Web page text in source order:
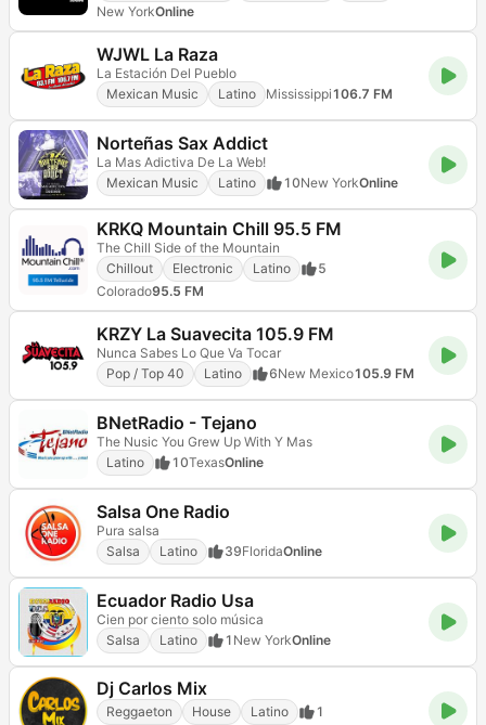
New YorkOnline
WJWL La Raza
La Estación Del Pueblo
Mexican Music
Latino Mississippi106.7 FM
Norteñas Sax Addict
La Mas Adictiva De La Web!
Mexican Music
Latino 10New YorkOnline
KRKQ Mountain Chill 95.5 FM
The Chill Side of the Mountain
Chillout
Electronic Latino
5
Colorado95.5 FM
KRZY La Suavecita 105.9 FM
Nunca Sabes Lo Que Va Tocar
Pop / Top 40
Latino 6New Mexico105.9 FM
BNetRadio - Tejano
The Nusic You Grew Up With Y Mas
Latino
10TexasOnline
Salsa One Radio
Pura salsa
Salsa
Latino 39FloridaOnline
Ecuador Radio Usa
Cien por ciento solo música
Salsa
Latino 1 New YorkOnline
Dj Carlos Mix
Reggaeton House Latino 1